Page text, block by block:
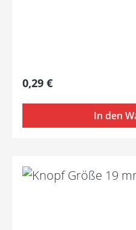
Regulärer Preis:
0,29 €
In den